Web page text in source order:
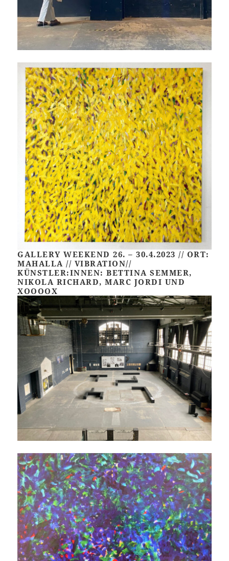
GALLERY WEEKEND 26. – 30.4.2023 // ORT:
MAHALLA // VIBRATION//
KÜNSTLER:INNEN: BETTINA SEMMER,
NIKOLA RICHARD, MARC JORDI UND
XOOOOX